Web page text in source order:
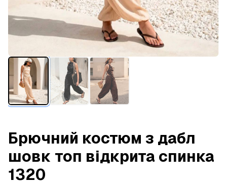
Брючний костюм з дабл
шовк топ відкрита спинка
1320